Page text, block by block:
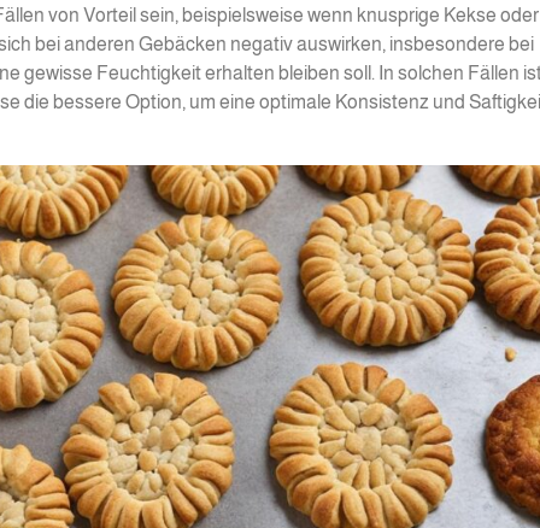
von Vorteil sein, beispielsweise wenn knusprige Kekse oder
bei anderen Gebäcken negativ auswirken, insbesondere bei
gewisse Feuchtigkeit erhalten bleiben soll. In solchen Fällen
die bessere Option, um eine optimale Konsistenz und